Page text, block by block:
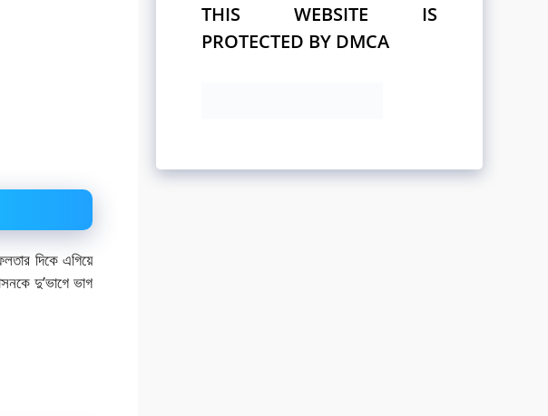
দিকে এগিয়ে
দু’ভাগে ভাগ
THIS WEBSITE IS
PROTECTED BY DMCA